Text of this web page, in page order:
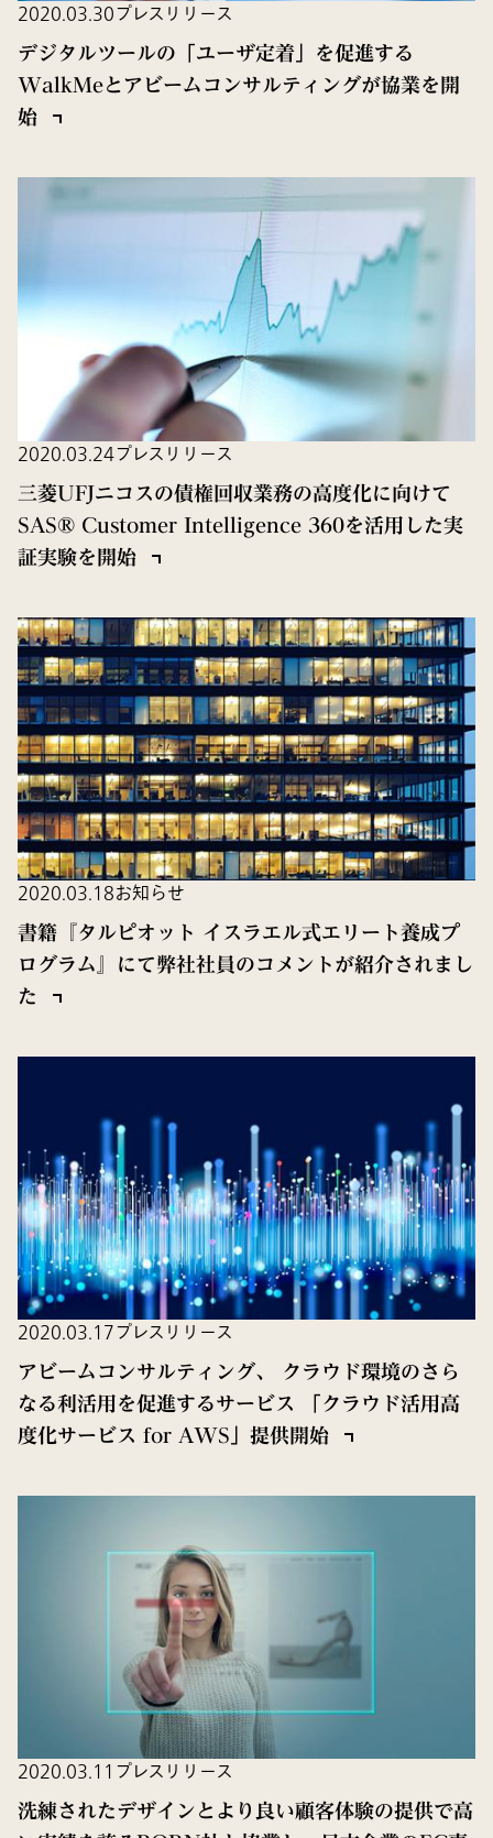
2020.03.30プレスリリース
デジタルツールの「ユーザ定着」を促進する
WalkMeとアビームコンサルティングが協業を開
始
2020.03.24プレスリリース
三菱UFJニコスの債権回収業務の高度化に向けて
SAS® Customer Intelligence 360を活用した実
証実験を開始
2020.03.18お知らせ
書籍『タルピオット イスラエル式エリート養成プ
ログラム』にて弊社社員のコメントが紹介されまし
た
2020.03.17プレスリリース
アビームコンサルティング、 クラウド環境のさら
なる利活用を促進するサービス 「クラウド活用高
度化サービス for AWS」提供開始
2020.03.11 プレスリリース
洗練されたデザインとより良い顧客体験の提供で高